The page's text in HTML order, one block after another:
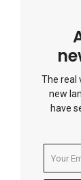
The real
new
have